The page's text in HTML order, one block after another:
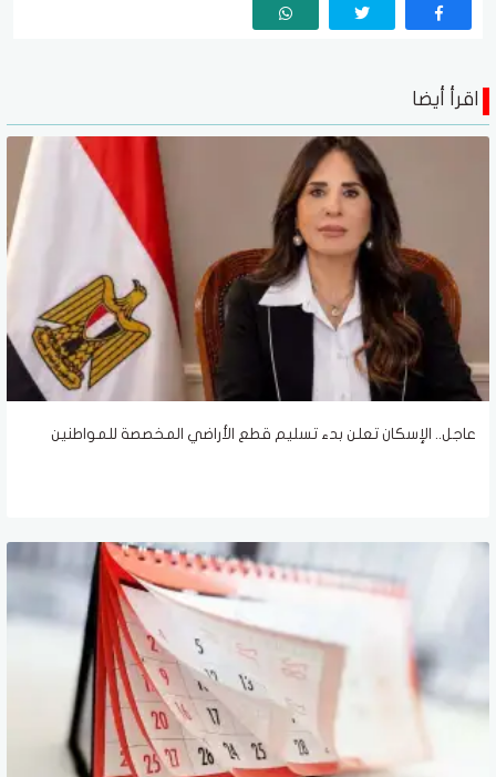
اقرأ أيضا
عاجل.. الإسكان تعلن بدء تسليم قطع الأراضي المخصصة للمواطنين